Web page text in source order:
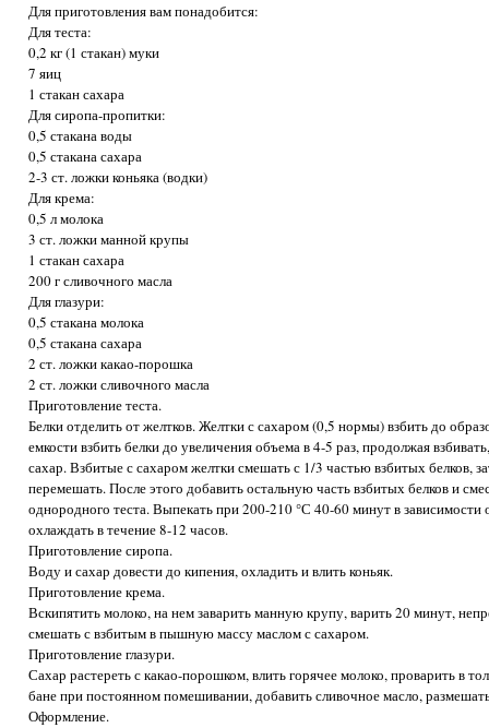
Для приготовления вам понадобится:
Для теста:
0,2 кг (1 стакан) муки
7 яиц
1 стакан сахара
Для сиропа-пропитки:
0,5 стакана воды
0,5 стакана сахара
2-3 ст. ложки коньяка (водки)
Для крема:
0,5 л молока
3 ст. ложки манной крупы
1 стакан сахара
200 г сливочного масла
Для глазури:
0,5 стакана молока
0,5 стакана сахара
2 ст. ложки какао-порошка
2 ст. ложки сливочного масла
Приготовление теста.
Белки отделить от желтков. Желтки с сахаром (0,5 нормы) взбить до
емкости взбить белки до увеличения объема в 4-5 раз, продолжая
сахар. Взбитые с сахаром желтки смешать с 1/3 частью взбитых белков,
перемешать. После этого добавить остальную часть взбитых белков и
однородного теста. Выпекать при 200-210 °С 40-60 минут в зависимости
охлаждать в течение 8-12 часов.
Приготовление сиропа.
Воду и сахар довести до кипения, охладить и влить коньяк.
Приготовление крема.
Вскипятить молоко, на нем заварить манную крупу, варить 20 минут,
смешать с взбитым в пышную массу маслом с сахаром.
Приготовление глазури.
Сахар растереть с какао-порошком, влить горячее молоко, проварить в
бане при постоянном помешивании, добавить сливочное масло,
Оформление.